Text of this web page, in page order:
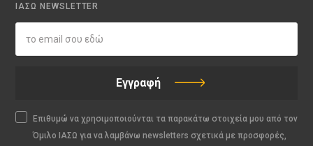
ΙΑΣΩ NEWSLETTER
Εγγραφή
Επιθυμώ να χρησιμοποιούνται τα παρακάτω στοιχεία μου από τον
Όμιλο ΙΑΣΩ για να λαμβάνω newsletters σχετικά με προσφορές,